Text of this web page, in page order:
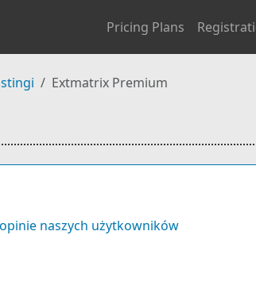
Pricing Plans
Extmatrix Premium
naszych użytkowników